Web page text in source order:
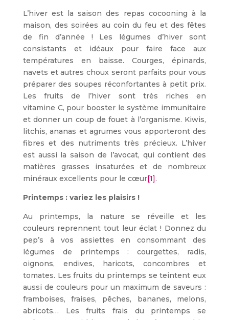
L’hiver est la saison des repas cocooning à la
maison, des soirées au coin du feu et des fêtes
de fin d’année ! Les légumes d’hiver sont
consistants et idéaux pour faire face aux
températures en baisse. Courges, épinards,
navets et autres choux seront parfaits pour vous
préparer des soupes réconfortantes à petit prix.
Les fruits de l’hiver sont très riches en
vitamine C, pour booster le système immunitaire
et donner un coup de fouet à l’organisme. Kiwis,
litchis, ananas et agrumes vous apporteront des
fibres et des nutriments très précieux. L’hiver
est aussi la saison de l’avocat, qui contient des
matières grasses insaturées et de nombreux
minéraux excellents pour le cœur[1].
Printemps : variez les plaisirs !
Au printemps, la nature se réveille et les
couleurs reprennent tout leur éclat ! Donnez du
pep’s à vos assiettes en consommant des
légumes de printemps : courgettes, radis,
oignons, endives, haricots, concombres et
tomates. Les fruits du printemps se teintent eux
aussi de couleurs pour un maximum de saveurs :
framboises, fraises, pêches, bananes, melons,
abricots… Les fruits frais du printemps se